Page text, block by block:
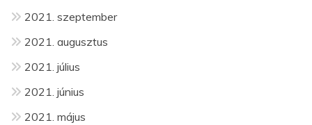
2021. szeptember
2021. augusztus
2021. július
2021. június
2021. május